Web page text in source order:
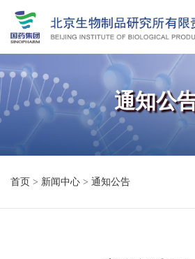
通知公
首页 > 新闻中心 > 通知公告